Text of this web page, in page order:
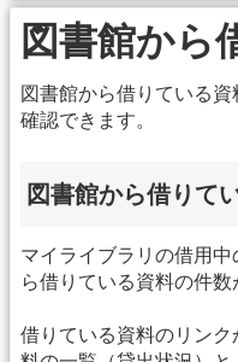
図書館から
図書館から借りている
確認できます。
図書館から借りて
マイライブラリの借用
ら借りている資料の件数
借りている資料のリン